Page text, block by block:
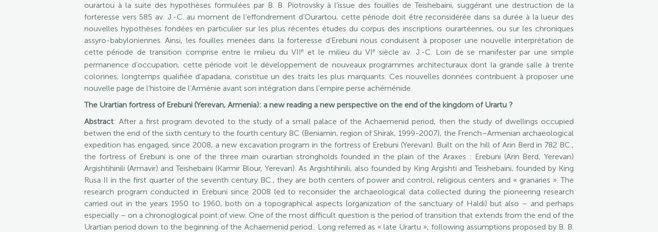
ourartou à la suite des hypothèses formulées par B. B. Piotrovsky à l’issue des fouilles de Teishebaini, suggérant une destruction de la
forteresse vers 585 av. J.-C. au moment de l’effondrement d’Ourartou, cette période doit être reconsidérée dans sa durée à la lueur des
nouvelles hypothèses fondées en particulier sur les plus récentes études du corpus des inscriptions ourartéennes, ou sur les chroniques
assyro-babyloniennes. Ainsi, les fouilles menées dans la forteresse d’Erebuni nous conduisent à proposer une nouvelle interprétation de
cette période de transition comprise entre le milieu du VIIe et le milieu du VIe
siècle av. J.-C. Loin de se manifester par une simple
permanence d’occupation, cette période voit le développement de nouveaux programmes architecturaux dont la grande salle à trente
colonnes, longtemps qualifiée d’apadana, constitue un des traits les plus marquants. Ces nouvelles données contribuent à proposer une
nouvelle page de l’histoire de l’Arménie avant son intégration dans l’empire perse achéménide.
The Urartian fortress of Erebuni (Yerevan, Armenia): a new reading a new perspective on the end of the kingdom of Urartu ?
Abstract: After a first program devoted to the study of a small palace of the Achaemenid period, then the study of dwellings occupied
betwen the end of the sixth century to the fourth century BC (Beniamin, region of Shirak, 1999-2007), the French–Armenian archaeological
expedition has engaged, since 2008, a new excavation program in the fortress of Erebuni (Yerevan). Built on the hill of Arin Berd in 782 BC.,
the fortress of Erebuni is one of the three main ourartian strongholds founded in the plain of the Araxes : Erebuni (Arin Berd, Yerevan)
Argishtihinili (Armavir) and Teishebaini (Karmir Blour, Yerevan). As Argishtihinili, also founded by King Argishti and Teishebaini, founded by King
Rusa II in the first quarter of the seventh century BC., they are both centers of power and control, religious centers and « granaries ». The
research program conducted in Erebuni since 2008 led to reconsider the archaeological data collected during the pioneering research
carried out in the years 1950 to 1960, both on a topographical aspects (organization of the sanctuary of Haldi) but also – and perhaps
especially – on a chronoglogical point of view. One of the most difficult question is the period of transition that extends from the end of the
Urartian period down to the beginning of the Achaemenid period.. Long referred as « late Urartu », following assumptions proposed by B. B.